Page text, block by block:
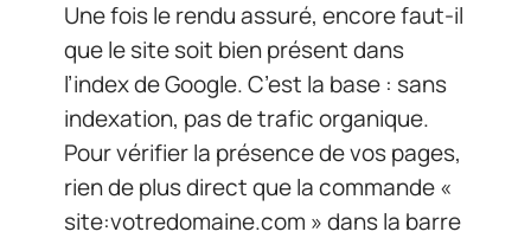
Une fois le rendu assuré, encore faut-il
que le site soit bien présent dans
l’index de Google. C’est la base : sans
indexation, pas de trafic organique.
Pour vérifier la présence de vos pages,
rien de plus direct que la commande «
site:votredomaine.com » dans la barre